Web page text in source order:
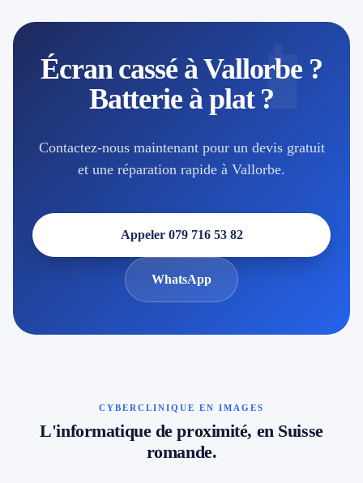
📱
Écran cassé à Vallorbe ?
Batterie à plat ?
Contactez-nous maintenant pour un devis gratuit
et une réparation rapide à Vallorbe.
Appeler 079 716 53 82
WhatsApp
CYBERCLINIQUE EN IMAGES
L'informatique de proximité, en Suisse
romande.